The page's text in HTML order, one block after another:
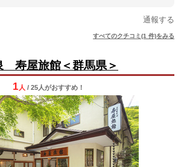
通報する
すべてのクチコミ(1 件)をみる
寿屋旅館＜群馬県＞
1 人 / 25人がおすすめ！